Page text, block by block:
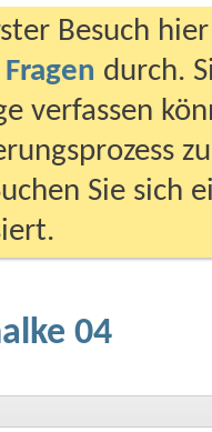
Besuch
durch.
verfassen
Sie sich
04